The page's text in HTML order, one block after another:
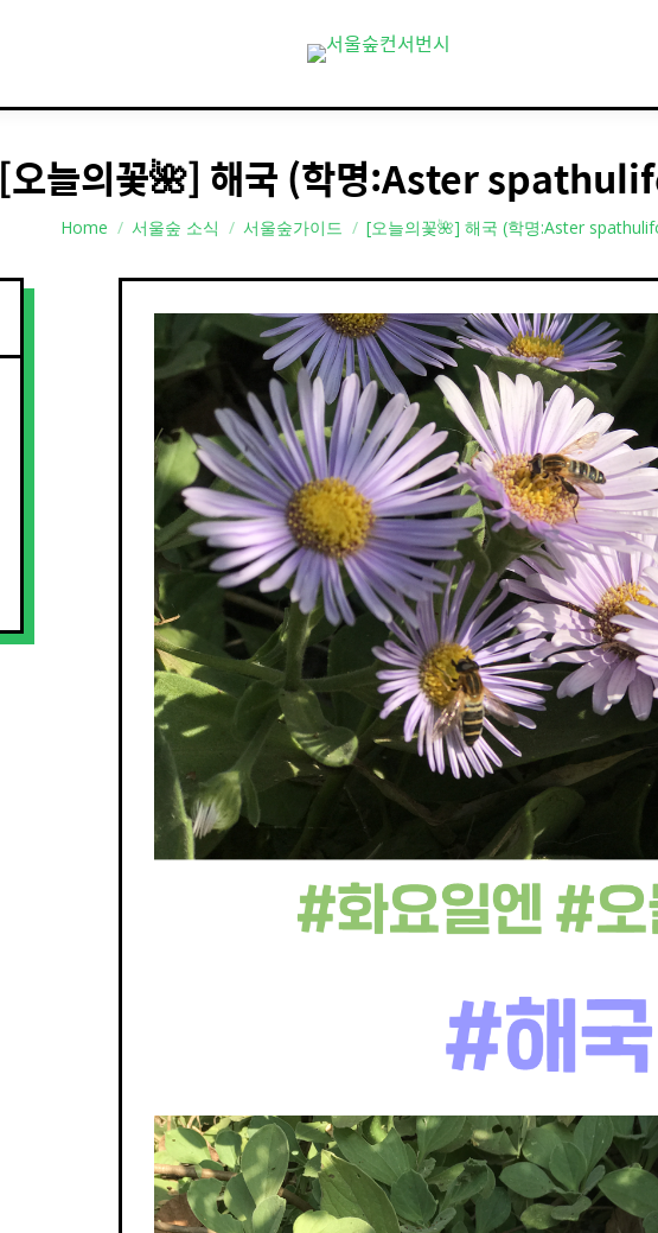
[오늘의꽃🌺] 해국 (학명:Aster
You are here:
Home 서울숲 소식 서울숲가이드 [오늘의꽃🌺] 해국 (학명:Aster